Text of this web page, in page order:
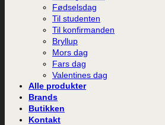
Fødselsdag
Til studenten
Til konfirmanden
Bryllup
Mors dag
Fars dag
Valentines dag
Alle produkter
Brands
Butikken
Kontakt